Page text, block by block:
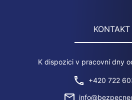
KONTAKT
K dispozici v pracovní dny
+420 722